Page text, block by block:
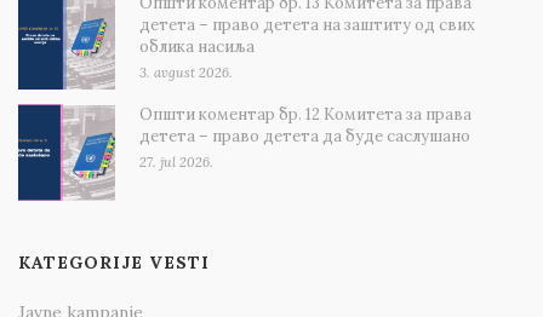
детета – право детета на заштиту од свих
облика насиља
3. avgust 2026.
Општи коментар бр. 12 Комитета за права
детета – право детета да буде саслушано
27. jul 2026.
KATEGORIJE VESTI
Javne kampanje